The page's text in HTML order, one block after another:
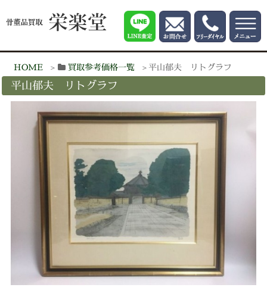
HOME 買取参考価格一覧 平山郁夫 リトグラフ
平山郁夫 リトグラフ